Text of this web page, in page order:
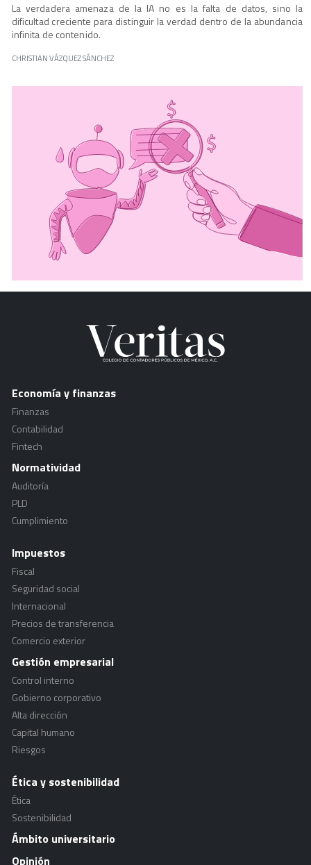
La verdadera amenaza de la IA no es la falta de datos, sino la
dificultad creciente para distinguir la verdad dentro de la abundancia
infinita de contenido.
CHRISTIAN VÁZQUEZ SÁNCHEZ
Economía y finanzas
Finanzas
Contabilidad
Fintech
Normatividad
Auditoría
PLD
Cumplimiento
Impuestos
Fiscal
Seguridad social
Internacional
Precios de transferencia
Comercio exterior
Gestión empresarial
Control interno
Gobierno corporativo
Alta dirección
Capital humano
Riesgos
Ética y sostenibilidad
Ética
Sostenibilidad
Ámbito universitario
Opinión